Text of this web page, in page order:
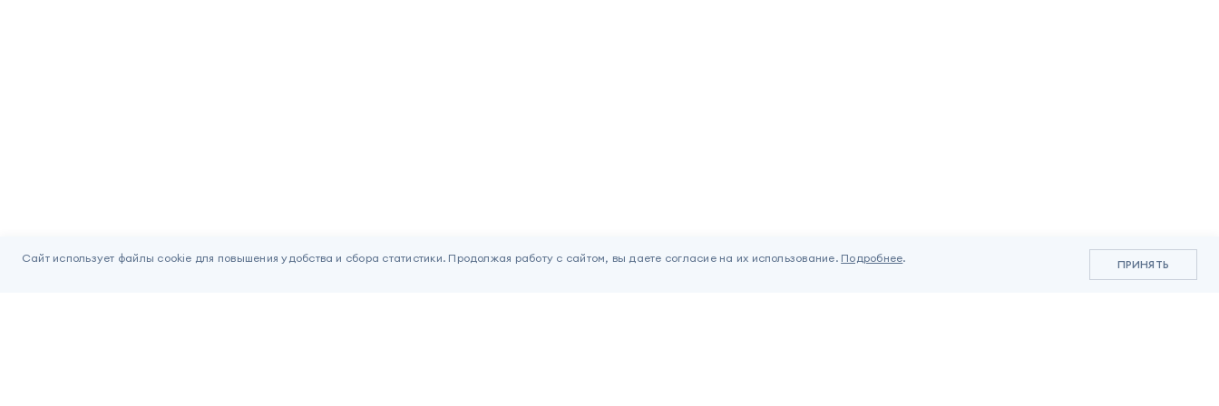
Сайт использует файлы cookie для повышения удобства и сбора статистики. Продолжая работу с сайтом, вы даете согласие на их использование. Подробнее. ПРИНЯТЬ